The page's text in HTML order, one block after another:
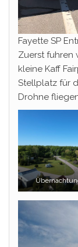
Fayette SP
Zuerst fuhren
kleine Kaff
Stellplatz für
Drohne